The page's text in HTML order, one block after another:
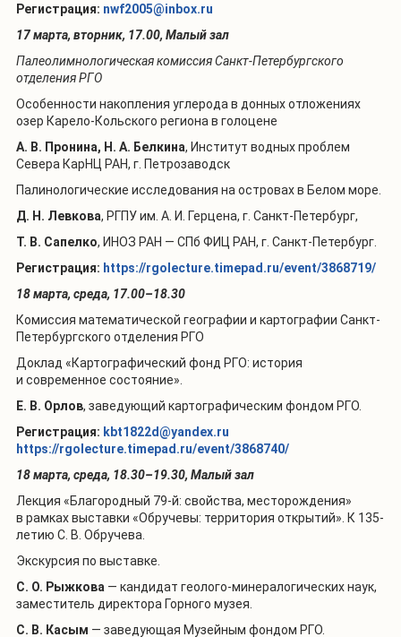
Регистрация: nwf2005@inbox.ru
17 марта, вторник, 17.00, Малый зал
Палеолимнологическая комиссия Санкт-Петербургского
отделения РГО
Особенности накопления углерода в донных отложениях
озер Карело-Кольского региона в голоцене
А. В. Пронина, Н. А. Белкина, Институт водных проблем
Севера КарНЦ РАН, г. Петрозаводск
Палинологические исследования на островах в Белом море.
Д. Н. Левкова, РГПУ им. А. И. Герцена, г. Санкт-Петербург,
Т. В. Сапелко, ИНОЗ РАН — СПб ФИЦ РАН, г. Санкт-Петербург.
Регистрация: https://rgolecture.timepad.ru/event/3868719/
18 марта, среда, 17.00–18.30
Комиссия математической географии и картографии Санкт-
Петербургского отделения РГО
Доклад «Картографический фонд РГО: история
и современное состояние».
Е. В. Орлов, заведующий картографическим фондом РГО.
Регистрация: kbt1822d@yandex.ru
https://rgolecture.timepad.ru/event/3868740/
18 марта, среда, 18.30–19.30, Малый зал
Лекция «Благородный 79-й: свойства, месторождения»
в рамках выставки «Обручевы: территория открытий». К 135-
летию С. В. Обручева.
Экскурсия по выставке.
С. О. Рыжкова — кандидат геолого-минералогических наук,
заместитель директора Горного музея.
С. В. Касым — заведующая Музейным фондом РГО.